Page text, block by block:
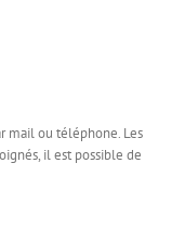
mail ou téléphone. Les
il est possible de